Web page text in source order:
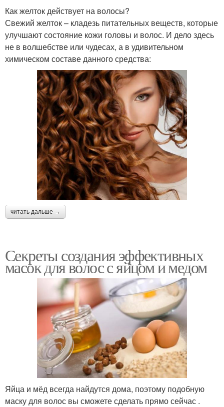
Как желток действует на волосы?
Свежий желток – кладезь питательных веществ, которые
улучшают состояние кожи головы и волос. И дело здесь
не в волшебстве или чудесах, а в удивительном
химическом составе данного средства:
читать дальше →
Секреты создания эффективных
масок для волос с яйцом и медом
Яйца и мёд всегда найдутся дома, поэтому подобную
маску для волос вы сможете сделать прямо сейчас .